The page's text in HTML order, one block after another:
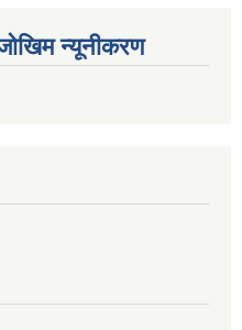
न्यूनीकरण